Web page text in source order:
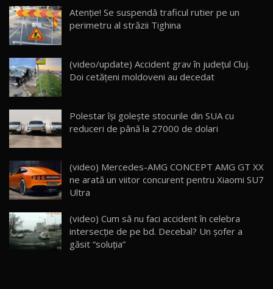
22
Noua Mazda 6e / Test Drive AutoBlog.MD
26:59
23
Lynk & Co 01 / Test Drive AutoBlog.MD
25:19
Van Electric Testat în Moldova / AutoBlog.MD
26:38
25
mai Exclusiv și Puternic Defender Testat în
Moldova
32:21
26
AutoBlog.MD
10:57
Test Drive: Noile modele FENDT! Cum e să
Atenţie! Se suspendă traficul rutier pe un
perimetru al străzii Tighina
(video/update) Accident grav în județul Cluj.
Doi cetățeni moldoveni au decedat
Polestar își golește stocurile din SUA cu
reduceri de până la 27000 de dolari
(video) Mercedes-AMG CONCEPT AMG GT XX
ne arată un viitor concurent pentru Xiaomi SU7
Ultra
(video) Cum să nu faci accident în celebra
intersecţie de pe bd. Decebal? Un şofer a
găsit “soluţia”